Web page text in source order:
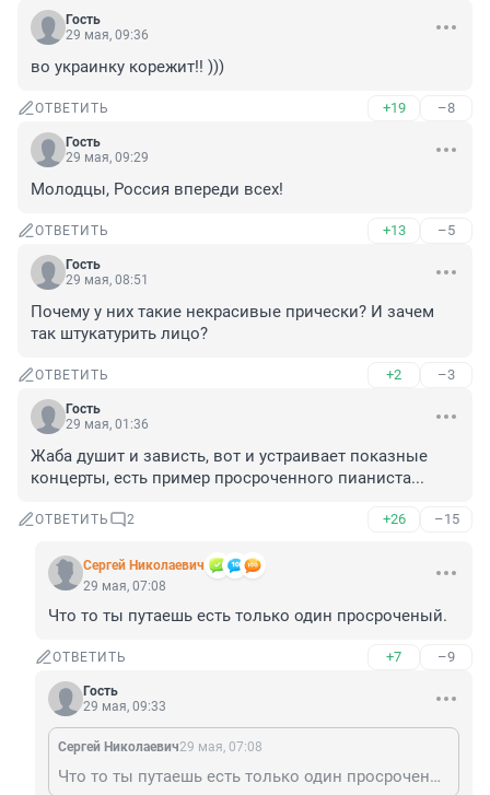
Гость
29 мая, 09:36
во украинку корежит!! )))
ОТВЕТИТЬ +19 –8
Гость
29 мая, 09:29
Молодцы, Россия впереди всех!
ОТВЕТИТЬ +13 –5
Гость
29 мая, 08:51
Почему у них такие некрасивые прически? И зачем
так штукатурить лицо?
ОТВЕТИТЬ +2 –3
Гость
29 мая, 01:36
Жаба душит и зависть, вот и устраивает показные
концерты, есть пример просроченного пианиста...
ОТВЕТИТЬ 2 +26 –15
Cepгeй Николаевич
29 мая, 07:08
Что то ты путаешь есть только один просроченый.
ОТВЕТИТЬ +7 –9
Гость
29 мая, 09:33
Cepгeй Николаевич29 мая, 07:08
Что то ты путаешь есть только один просроченый.